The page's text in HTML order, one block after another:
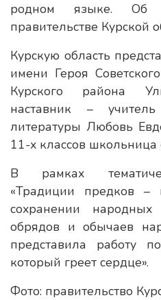
родном языке. Об
правительстве Курской
Курскую область
имени Героя
Курского района
наставник –
литературы Любовь
11-х классов школьница
В рамках
«Традиции предков –
сохранении
обрядов и обычаев
представила работу
который греет сердце».
Фото: правительство